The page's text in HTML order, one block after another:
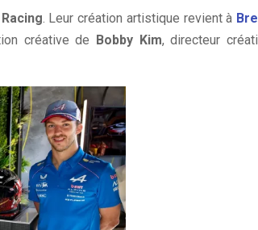
. Leur création artistique revient à
créative de Bobby Kim, directeur